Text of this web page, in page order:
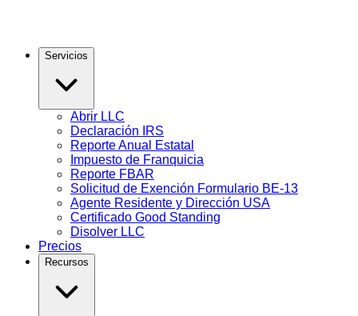
Servicios
Abrir LLC
Declaración IRS
Reporte Anual Estatal
Impuesto de Franquicia
Reporte FBAR
Solicitud de Exención Formulario BE-13
Agente Residente y Dirección USA
Certificado Good Standing
Disolver LLC
Precios
Recursos